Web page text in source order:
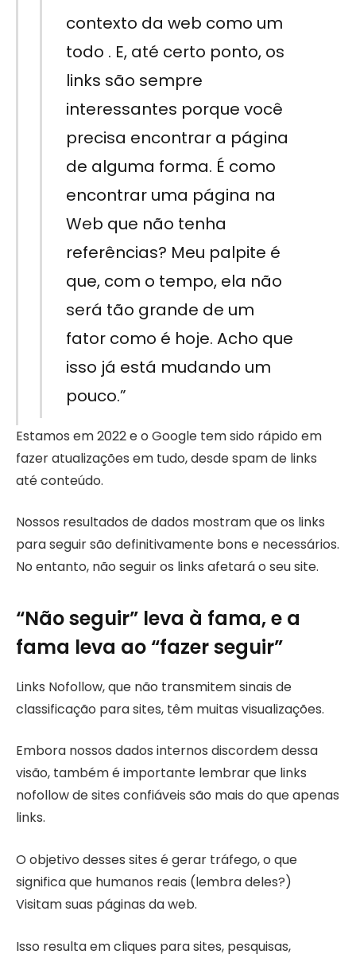
contexto da web como um
todo . E, até certo ponto, os
links são sempre
interessantes porque você
precisa encontrar a página
de alguma forma. É como
encontrar uma página na
Web que não tenha
referências? Meu palpite é
que, com o tempo, ela não
será tão grande de um
fator como é hoje. Acho que
isso já está mudando um
pouco.”
Estamos em 2022 e o Google tem sido rápido em
fazer atualizações em tudo, desde spam de links
até conteúdo.
Nossos resultados de dados mostram que os links
para seguir são definitivamente bons e necessários.
No entanto, não seguir os links afetará o seu site.
“Não seguir” leva à fama, e a
fama leva ao “fazer seguir”
Links Nofollow, que não transmitem sinais de
classificação para sites, têm muitas visualizações.
Embora nossos dados internos discordem dessa
visão, também é importante lembrar que links
nofollow de sites confiáveis ​​são mais do que apenas
links.
O objetivo desses sites é gerar tráfego, o que
significa que humanos reais (lembra deles?)
Visitam suas páginas da web.
Isso resulta em cliques para sites, pesquisas,